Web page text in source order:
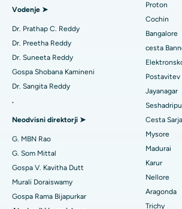
Poiščite diabetologa
Poiščite ginekologa
Poiščite splošnega zdravnika
Poiščite psihologa
Poiščite splošnega kirurga
Najboljša bolnišnica v Arilovi, Vizag
Najboljša bolnišnica na cesti Kanpur v
Najboljša bolnišnica v sektorju 26 v Noidi
Najboljša bolnišnica v Gandhinagarju v
Najboljša bolnišnica v Aragondi, Andhra
Najboljša bolnišnica na cesti Bannerghatta
Najboljša bolnišnica v enoti 15 v
Najboljša bolnišnica na cesti Seepat v
Najboljša bolnišnica v Ellisbridgeu v
Minimalno invazivna srčna kirurgija
Ablacija katetra
Zamenjava obrnjenih ramen
Embolizacija maternične arterije
Kirurgija raka dojk
Vodenje ➤
Dr. Prathap C. Reddy
Dr. Preetha Reddy
Dr. Suneeta Reddy
Gospa Shobana Kamineni
Dr. Sangita Reddy
.
Neodvisni direktorji ➤
G. MBN Rao
G. Som Mittal
Gospa V. Kavitha Dutt
Murali Doraiswamy
Gospa Rama Bijapurkar
Proton
Cochin
Bangalore
cesta
Postavitev
Jayanagar
Cesta
Mysore
Madurai
Karur
Nellore
Aragonda
Trichy